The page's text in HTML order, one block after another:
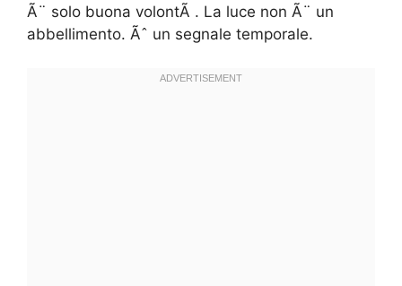
Ã¨ solo buona volontÃ . La luce non Ã¨ un
abbellimento. Ãˆ un segnale temporale.